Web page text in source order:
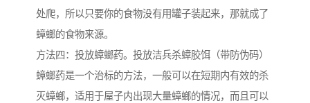
处爬，所以只要你的食物没有用罐子装起来，那就成了
蟑螂的食物来源。
方法四：投放蟑螂药。投放洁兵杀蟑胶饵（带防伪码）
蟑螂药是一个治标的方法，一般可以在短期内有效的杀
灭蟑螂，适用于屋子内出现大量蟑螂的情况，而且可以